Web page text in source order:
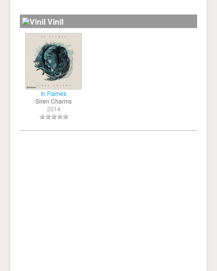
Vinil
In Flames
Siren Charms
2014